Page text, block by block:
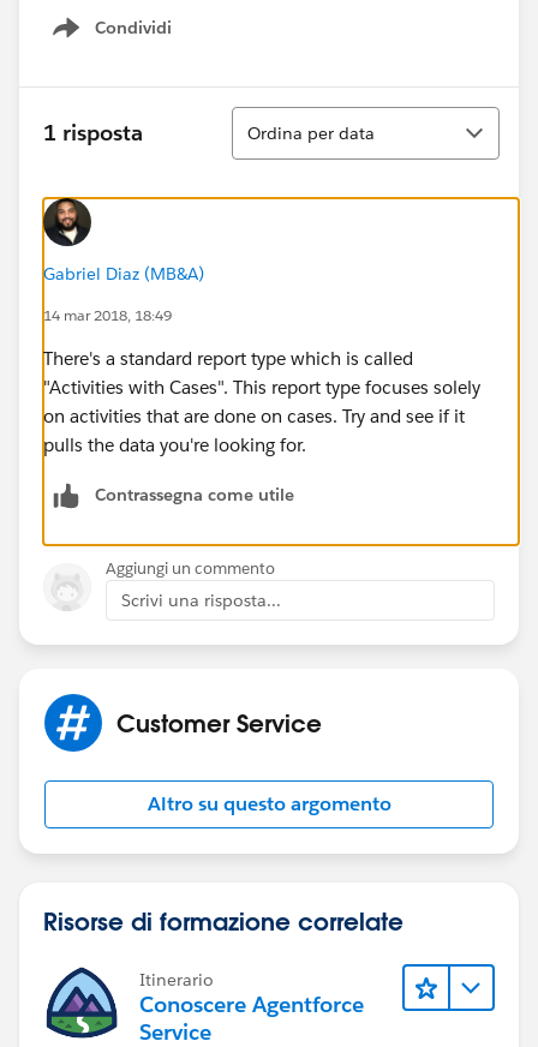
Condividi
Show menu
1 risposta
Ordina
Ordina per data
Gabriel Diaz (MB&A)
14 mar 2018, 18:49
There's a standard report type which is called
"Activities with Cases". This report type focuses solely
on activities that are done on cases. Try and see if it
pulls the data you're looking for.
Contrassegna come utile
Aggiungi un commento
Scrivi una risposta...
Customer Service
Altro su questo argomento
Risorse di formazione correlate
Itinerario
Conoscere Agentforce
Service